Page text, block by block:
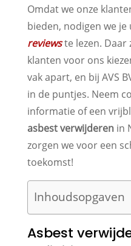
Omdat we onze
bieden, nodigen we je
reviewste lezen. Daar
klanten voor ons
vak apart, en bij AVS
in de puntjes. Neem
informatie of een
asbest verwijderenin
zorgen we voor een
toekomst!
Inhoudsopgaven
Asbest